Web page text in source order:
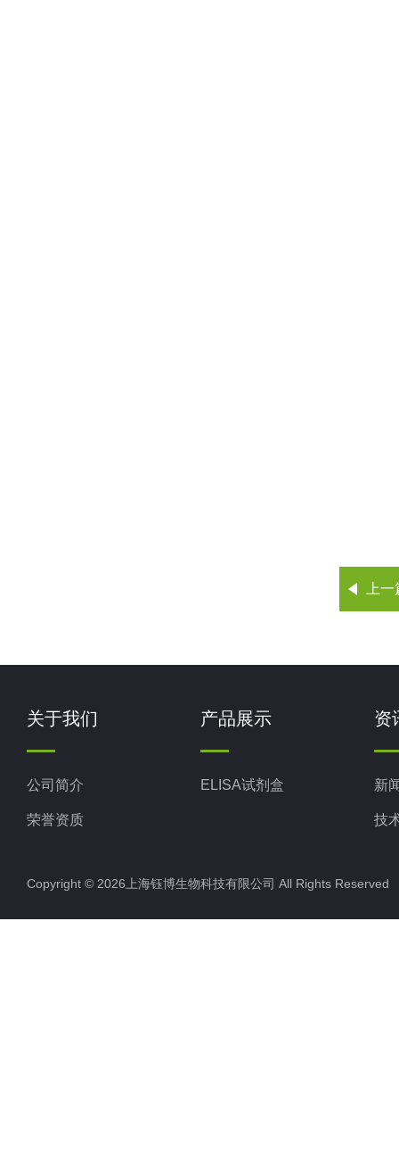
上
关于我们
公司简介
荣誉资质
产品展示
ELISA试剂盒
资
新
技
Copyright © 2026上海钰博生物科技有限公司 All Rights